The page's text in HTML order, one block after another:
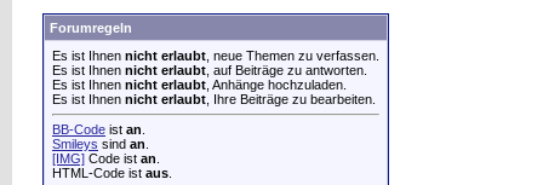
Forumregeln
Es ist Ihnen nicht erlaubt , neue Themen zu verfassen.
Es ist Ihnen nicht erlaubt , auf Beiträge zu antworten.
Es ist Ihnen nicht erlaubt , Anhänge hochzuladen.
Es ist Ihnen nicht erlaubt , Ihre Beiträge zu bearbeiten.
BB-Code ist an
Smileys sind an
[IMG] Code ist an
HTML-Code ist aus